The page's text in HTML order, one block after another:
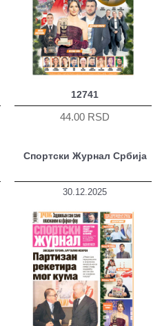
12741
44.00 RSD
Спортски Журнал Србија
30.12.2025